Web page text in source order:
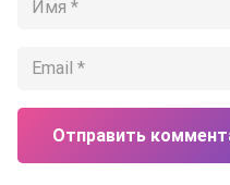
Отправить